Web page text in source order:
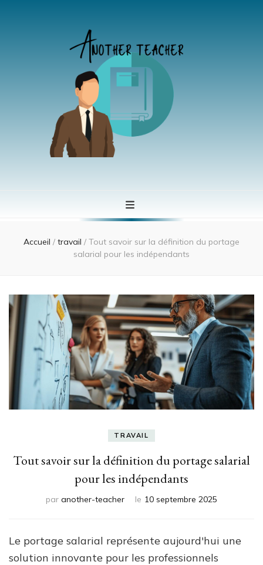
Another teacher
Accueil / travail / Tout savoir sur la définition du portage
salarial pour les indépendants
TRAVAIL
Tout savoir sur la définition du portage salarial
pour les indépendants
par another-teacher le 10 septembre 2025
Le portage salarial représente aujourd'hui une
solution innovante pour les professionnels